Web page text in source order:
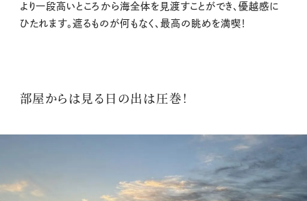
より一段高いところから海全体を見渡すことができ、優越感に
ひたれます。遮るものが何もなく、最高の眺めを満喫！
部屋からは見る日の出は圧巻！